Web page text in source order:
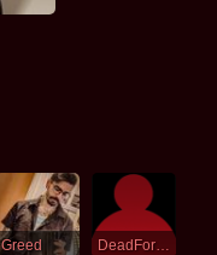
Greed